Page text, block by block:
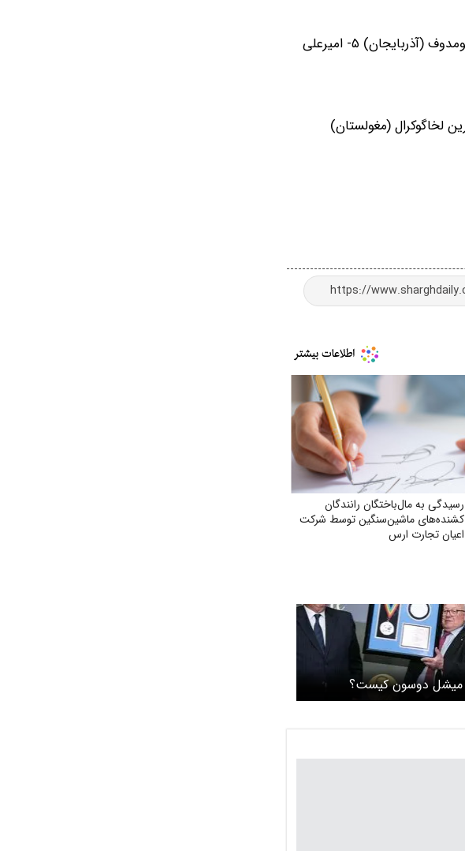
۱- گیوی ماچراشویلی (گرجستان)۲ـ احمد تاج‌الدین‌اف(بحرین) ۳- کایل اسنایدر (آمریکا) ۴- ماگومد خان‌ماگومدوف (آذربایجان) ۵- امیرعلی
رسیدگی به مال‌باختگان رانندگان
کشنده‌های ماشین‌سنگین توسط شرکت
اعیان تجارت ارس
میشل دوسون کیست؟